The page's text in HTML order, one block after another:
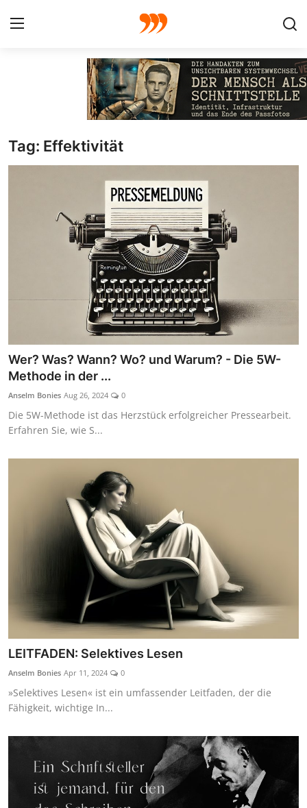
Galerie
Redaktion
Tag: Effektivität
Wer? Was? Wann? Wo? und Warum? - Die 5W-
Methode in der ...
Anselm Bonies Aug 26, 2024 0
Die 5W-Methode ist das Herzstück erfolgreicher Pressearbeit.
Erfahren Sie, wie S...
LEITFADEN: Selektives Lesen
Anselm Bonies Apr 11, 2024 0
»Selektives Lesen« ist ein umfassender Leitfaden, der die
Fähigkeit, wichtige In...